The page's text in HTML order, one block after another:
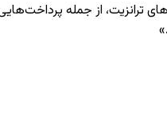
ترانزیت، از جمله